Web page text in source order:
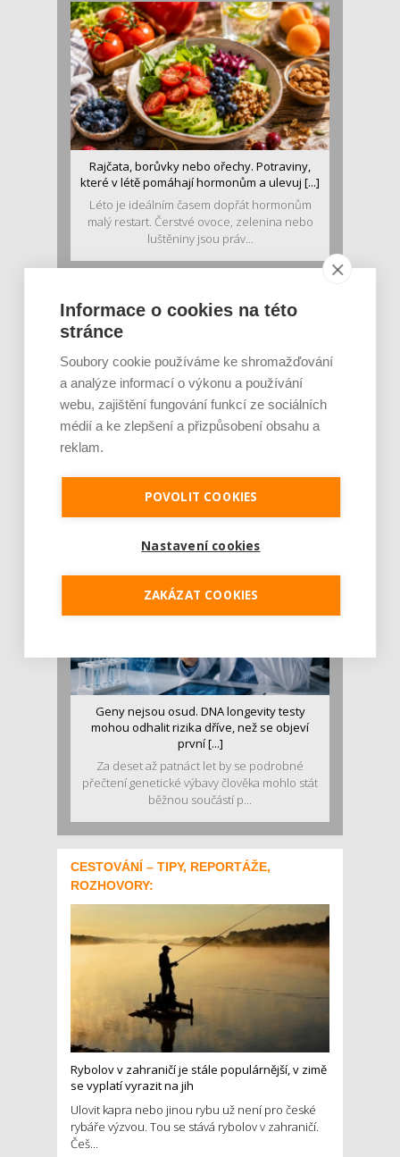
Rajčata, borůvky nebo ořechy. Potraviny,
které v létě pomáhají hormonům a ulevuj [...]
Léto je ideálním časem dopřát hormonům
malý restart. Čerstvé ovoce, zelenina nebo
luštěniny jsou práv...
Je jen pro sportovce, přiberu po něm a ve
stravě ho mám dostatek. Znáte nejčastějš [...]
Pojem protein již nějakou dobu rezonuje
v oblasti zdraví, výživy i dlouhověkosti. Přesto
Geny nejsou osud. DNA longevity testy
mohou odhalit rizika dříve, než se objeví
první [...]
Za deset až patnáct let by se podrobné
přečtení genetické výbavy člověka mohlo stát
běžnou součástí p...
CESTOVÁNÍ – TIPY, REPORTÁŽE,
ROZHOVORY:
Rybolov v zahraničí je stále populárnější, v zimě
se vyplatí vyrazit na jih
Ulovit kapra nebo jinou rybu už není pro české
rybáře výzvou. Tou se stává rybolov v zahraničí.
Češ...
Informace o cookies na této
stránce
Soubory cookie používáme ke shromažďování
a analýze informací o výkonu a používání
webu, zajištění fungování funkcí ze sociálních
médií a ke zlepšení a přizpůsobení obsahu a
reklam.
POVOLIT COOKIES
Nastavení cookies
ZAKÁZAT COOKIES